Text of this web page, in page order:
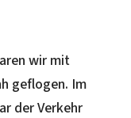
wir mit
geflogen. Im
der Verkehr